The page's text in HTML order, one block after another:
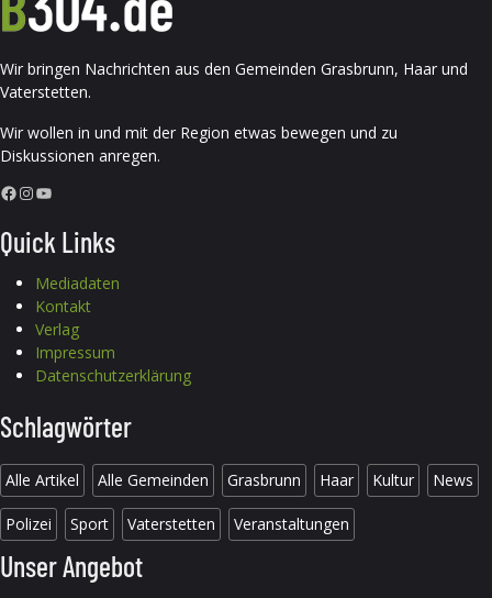
Wir bringen Nachrichten aus den Gemeinden Grasbrunn, Haar und
Vaterstetten.
Wir wollen in und mit der Region etwas bewegen und zu
Diskussionen anregen.
Facebook InstagramYouTube
Quick Links
Mediadaten
Kontakt
Verlag
Impressum
Datenschutzerklärung
Schlagwörter
Alle Artikel Alle Gemeinden Grasbrunn Haar Kultur News
Polizei Sport Vaterstetten Veranstaltungen
Unser Angebot